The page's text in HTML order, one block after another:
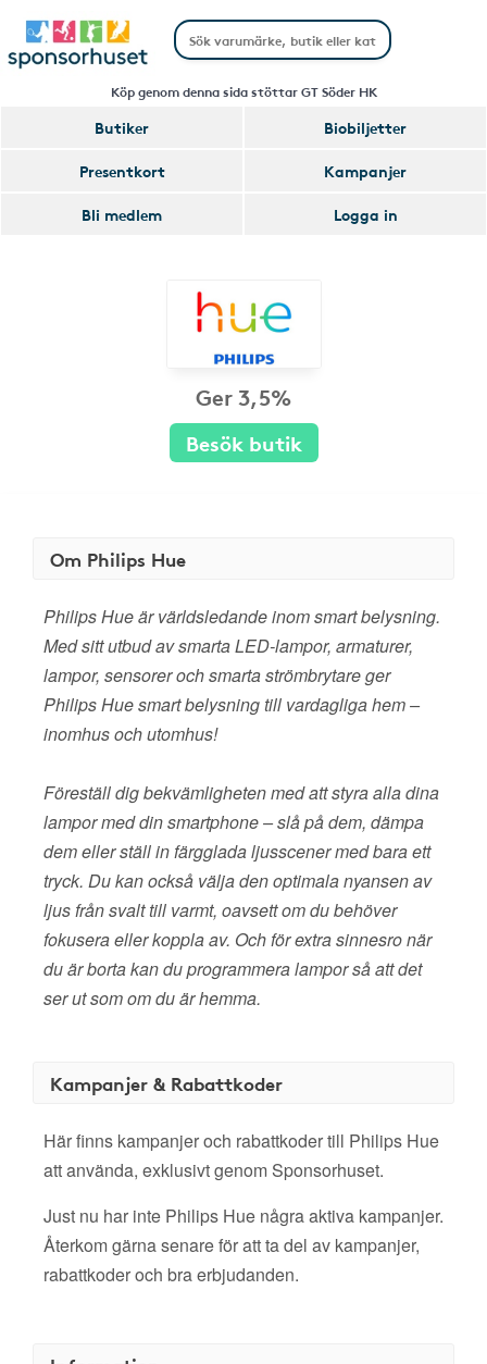
Köp genom denna sida stöttar GT Söder HK
Butiker
Biobiljetter
Presentkort
Kampanjer
Bli medlem
Logga in
Ger 3,5%
Besök butik
Om Philips Hue
Philips Hue är världsledande inom smart belysning.
Med sitt utbud av smarta LED-lampor, armaturer,
lampor, sensorer och smarta strömbrytare ger
Philips Hue smart belysning till vardagliga hem –
inomhus och utomhus!
Föreställ dig bekvämligheten med att styra alla dina
lampor med din smartphone – slå på dem, dämpa
dem eller ställ in färgglada ljusscener med bara ett
tryck. Du kan också välja den optimala nyansen av
ljus från svalt till varmt, oavsett om du behöver
fokusera eller koppla av. Och för extra sinnesro när
du är borta kan du programmera lampor så att det
ser ut som om du är hemma.
Kampanjer & Rabattkoder
Här finns kampanjer och rabattkoder till Philips Hue
att använda, exklusivt genom Sponsorhuset.
Just nu har inte Philips Hue några aktiva kampanjer.
Återkom gärna senare för att ta del av kampanjer,
rabattkoder och bra erbjudanden.